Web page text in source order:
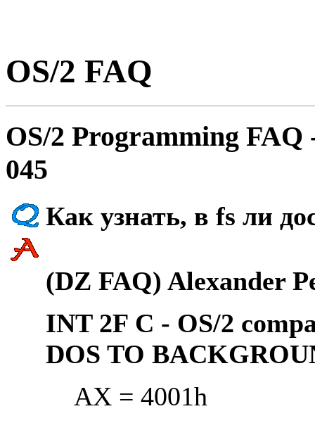
OS/2 FAQ
OS/2 Programming
045
Как узнать, в fs ли
(DZ FAQ) Alexander
INT 2F C - OS/2
DOS TO
AX = 4001h